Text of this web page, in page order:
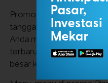
Promo Pizza Hut terbaru
tanggal 29-30 September
Anda melewatkan 3
terbaru mulai 25-30
besar khusus